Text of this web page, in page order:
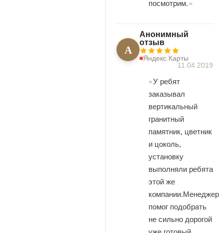
посмотрим.
А
Анонимный
отзыв
Яндекс.Карты
11.04.2019
У ребят
заказывал
вертикальный
гранитный
памятник, цветник
и цоколь,
установку
выполняли ребята
этой же
компании.Менеджер
помог подобрать
не сильно дорогой